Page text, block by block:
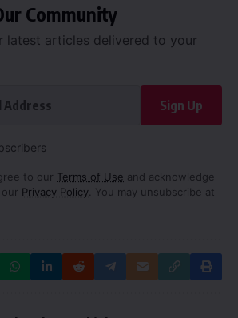
Community
latest articles delivered to your
Sign Up
to our Terms of Use and acknowledge
Privacy Policy . You may unsubscribe at